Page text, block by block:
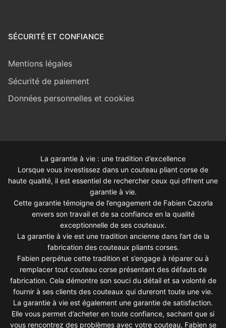
SÉCURITÉ ET CONFIANCE
Mentions légales
Sécurité de paiement
Données personnelles et cookies
La garantie à vie : une tradition d’excellence
Lorsque vous investissez dans un couteau pliant corse de
haute qualité, il est essentiel de rechercher ceux qui offrent une
garantie à vie.
Cette garantie témoigne de l’engagement de Fabien Cazorla
envers son travail et de sa confiance en la qualité
exceptionnelle de ses couteaux.
La garantie à vie est une tradition ancienne dans l’art de la
fabrication des couteaux pliants corses.
Fabien perpétue cette tradition et s’engage à réparer ou à
remplacer tout couteau corse présentant des défauts de
fabrication. Cela démontre son souci du détail et sa volonté de
fournir à ses clients des couteaux qui dureront toute une vie.
La garantie à vie est également une garantie de satisfaction.
Elle vous permet d’acheter en toute confiance, sachant que si
vous rencontrez des problèmes avec votre couteau, Fabien se